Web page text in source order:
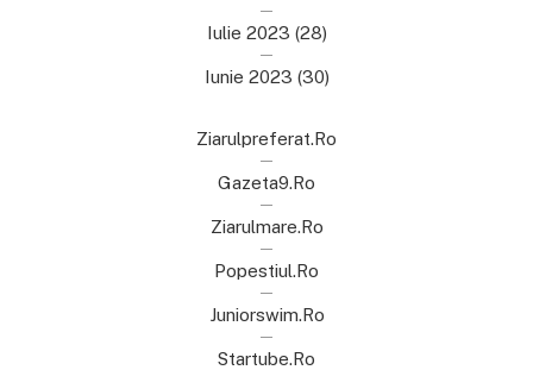
Iulie 2023 (28)
Iunie 2023 (30)
Ziarulpreferat.ro
Gazeta9.ro
Ziarulmare.ro
Popestiul.ro
Juniorswim.ro
Startube.ro